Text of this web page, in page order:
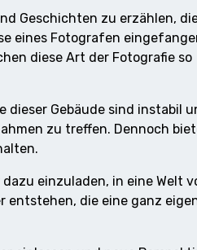
Geschichten zu erzählen,
eines Fotografen
diese Art der Fotografie so
dieser Gebäude sind instabil
zu treffen. Dennoch
einzuladen, in eine Welt
entstehen, die eine ganz